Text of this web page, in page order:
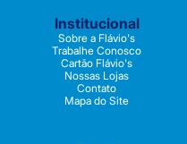
Institucional
Sobre a Flávio's
Trabalhe Conosco
Cartão Flávio's
Nossas Lojas
Contato
Mapa do Site